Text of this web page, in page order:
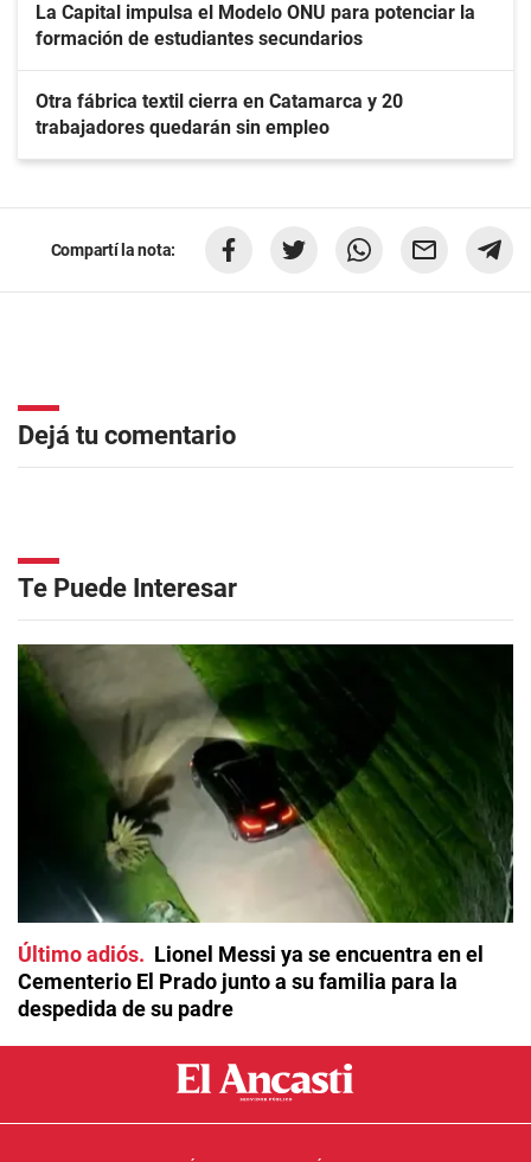
La Capital impulsa el Modelo ONU para potenciar la
formación de estudiantes secundarios
Otra fábrica textil cierra en Catamarca y 20
trabajadores quedarán sin empleo
Compartí la nota:
Dejá tu comentario
Te Puede Interesar
Último adiós
Lionel Messi ya se encuentra en el
Cementerio El Prado junto a su familia para la
despedida de su padre